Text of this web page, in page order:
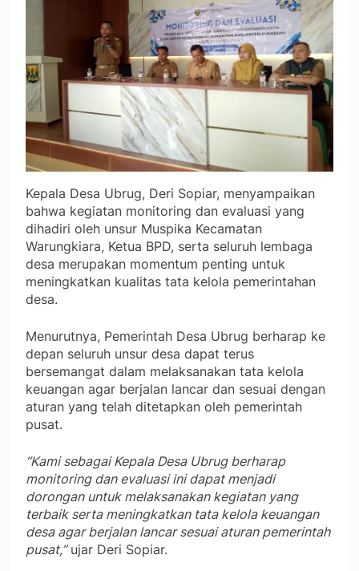
Kepala Desa Ubrug, Deri Sopiar, menyampaikan
bahwa kegiatan monitoring dan evaluasi yang
dihadiri oleh unsur Muspika Kecamatan
Warungkiara, Ketua BPD, serta seluruh lembaga
desa merupakan momentum penting untuk
meningkatkan kualitas tata kelola pemerintahan
desa.
Menurutnya, Pemerintah Desa Ubrug berharap ke
depan seluruh unsur desa dapat terus
bersemangat dalam melaksanakan tata kelola
keuangan agar berjalan lancar dan sesuai dengan
aturan yang telah ditetapkan oleh pemerintah
pusat.
“Kami sebagai Kepala Desa Ubrug berharap
monitoring dan evaluasi ini dapat menjadi
dorongan untuk melaksanakan kegiatan yang
terbaik serta meningkatkan tata kelola keuangan
desa agar berjalan lancar sesuai aturan pemerintah
pusat,”ujar Deri Sopiar.